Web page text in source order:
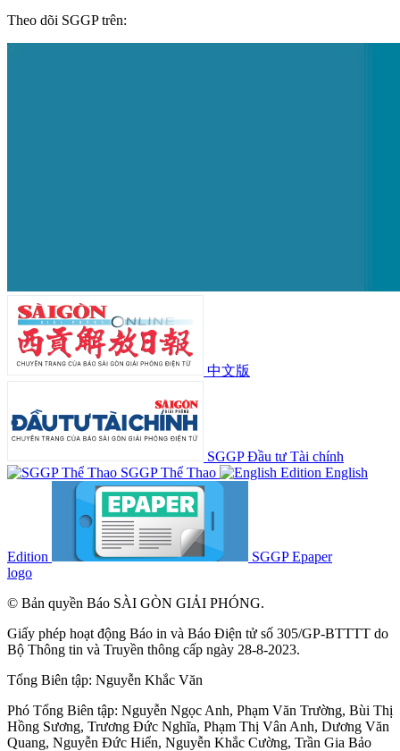
Theo dõi SGGP trên:
中文版
SGGP Đầu tư Tài chính
SGGP Thể Thao
English
Edition
SGGP Epaper
logo
© Bản quyền Báo SÀI GÒN GIẢI PHÓNG.
Giấy phép hoạt động Báo in và Báo Điện tử số 305/GP-BTTTT do
Bộ Thông tin và Truyền thông cấp ngày 28-8-2023.
Tổng Biên tập: Nguyễn Khắc Văn
Phó Tổng Biên tập: Nguyễn Ngọc Anh, Phạm Văn Trường, Bùi Thị
Hồng Sương, Trương Đức Nghĩa, Phạm Thị Vân Anh, Dương Văn
Quang, Nguyễn Đức Hiển, Nguyễn Khắc Cường, Trần Gia Bảo